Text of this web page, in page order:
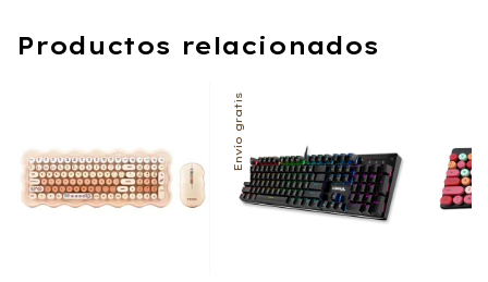
Productos relacionados
Envío gratis